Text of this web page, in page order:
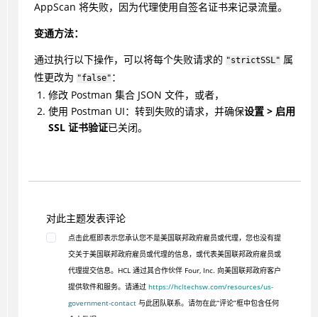
AppScan 将失败，因为代理使用自签名证书来记录流量。
变通方法：
通过执行以下操作，可以将每个失败请求的 "strictSSL" 属
性更改为 "false" ：
修改 Postman 集合 JSON 文件，或者，
使用 Postman UI：转到失败的请求，并确保设置 > 启用
SSL 证书验证已关闭。
对此主题发表评论
点击此框即表示您承认您不是美国联邦政府雇员或代理，您也没有提
交关于美国联邦政府雇员或代理的信息，或代表美国联邦政府雇员或
代理提交信息。HCL 通过其合作伙伴 Four, Inc. 向美国联邦政府客户
提供软件和服务。请通过 https://hcltechsw.com/resources/us-
government-contact与此团队联系。请勿在此“评论”框中包含任何